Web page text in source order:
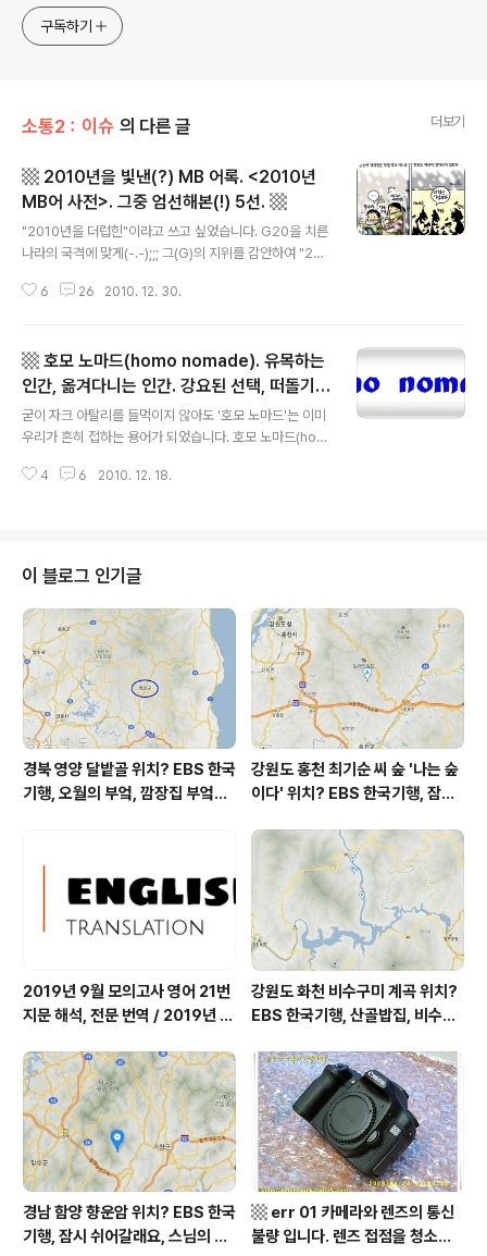
식하는 미드가 있는~ /// 사회적 이슈에 발언하는~ 不老巨
구독하기
소통2：이슈 의 다른 글 더보기
▩ 2010년을 빛낸(?) MB 어록. <2010년
MB어 사전>. 그중 엄선해본(!) 5선. ▩
"2010년을 더럽힌"이라고 쓰고 싶었습니다. G20을 치른
나라의 국격에 맞게(-.-);;; 그(G)의 지위를 감안하여 "201
싶었습니다. 듣는 사람으로 하여금 맑은 물에 귀를 씻고 싶
동네가 쓸렸을 때, "기왕에 이렇게 된 거"라는 식의 멘트를
날리는 자에게 "막말 쩐다"고 합니다. 그런데 동네가 아수
라장이 된 것에 대한 책임을 면하기 어려운 자가 나타나서
"기왕 이렇게 된 거"라는 식의 말한다면 거기에 '개'라는 접
두어를 더해서 "개막말 쩐다"고도 합니다. 제가 정기구독하
는 에 "2010년 MB어 사전"이라는 글이 실렸..
6 26 2010. 12. 30.
▩ 호모 노마드(homo nomade). 유목하는
인간, 옮겨다니는 인간. 강요된 선택, 떠돌기.
▩
굳이 자크 아탈리를 들먹이지 않아도 '호모 노마드'는 이미
우리가 흔히 접하는 용어가 되었습니다. 호모 노마드(hom
뜻합니다. 쉽게 제 방식으로 번역하자면 '떠도는 인간' '정
었다고 할 수 있겠지요. 사회경제 시스템이 더이상 우리를
정착하게, 한 곳에 머물게 가만히 두지 않습니다. 그래서,
유목하는 인간, 떠도는 인간이라고 했을 때 저는 그것은 (슬
프게도!) 인간의 자발적 선택이라기 보다 강요된 선택이라
고 보는 입장입니다. 떠돌기를 좋아하는 사람이 있을 수 있
겠습니다만 인간..
4 6 2010. 12. 18.
이 블로그 인기글
경북 영양 달밭골 위치? EBS 한국
기행, 오월의 부엌, 깜장집 부엌은
한 곳, 영양읍 상원리. KBS 인간극
장 임분노미 할머니
강원도 홍천 최기순 씨 숲 '나는 숲
이다' 위치? EBS 한국기행, 잠시
군 최기순 씨 캠핑장 펜션 어디? /
강원도 홍천군 가볼 만한 곳, (구)
까르돈, kbs 인간극장
2019년 9월 모의고사 영어 21번
지문 해석, 전문 번역 / 2019년 9
역, 평가원 2019년 고3 9월 영어
영역 외국어영역 전문 해석, Engli
sh to Korean translation
강원도 화천 비수구미 계곡 위치?
EBS 한국기행, 산골밥집, 비수구
부 화천군 비수구미 낙타민박 어
디? / 강원도 화천군 가볼 만한 곳
비수구미 마을, 파로호
경남 함양 향운암 위치? EBS 한국
기행, 잠시 쉬어갈래요, 스님의 어
▩ err 01 카메라와 렌즈의 통신
불량 입니다. 렌즈 접점을 청소하